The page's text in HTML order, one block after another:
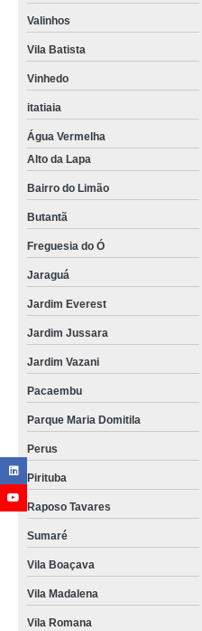
Valinhos
Vila Batista
Vinhedo
itatiaia
Água Vermelha
Alto da Lapa
Bairro do Limão
Butantã
Freguesia do Ó
Jaraguá
Jardim Everest
Jardim Jussara
Jardim Vazani
Pacaembu
Parque Maria Domitila
Perus
Pirituba
Raposo Tavares
Sumaré
Vila Boaçava
Vila Madalena
Vila Romana